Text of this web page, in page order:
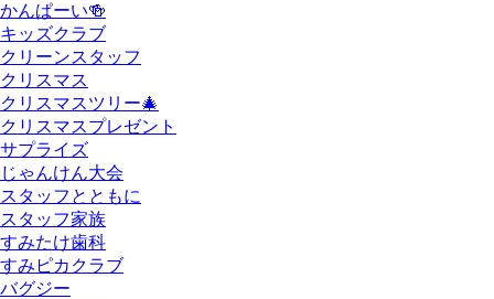
かんぱーい🍻
キッズクラブ
クリーンスタッフ
クリスマス
クリスマスツリー🎄
クリスマスプレゼント
サプライズ
じゃんけん大会
スタッフとともに
スタッフ家族
すみたけ歯科
すみピカクラブ
バグジー